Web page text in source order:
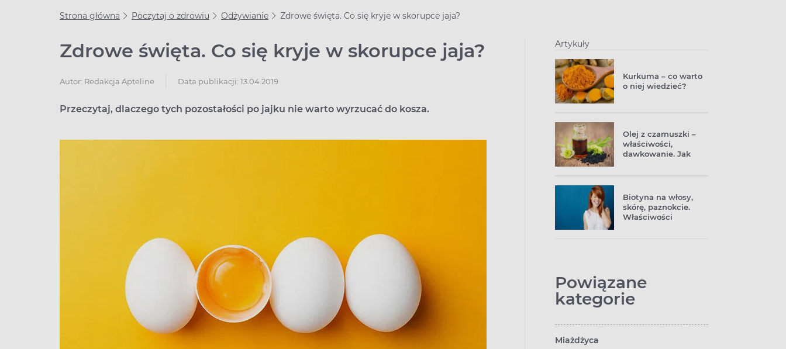
Strona główna Poczytaj o zdrowiu Odżywianie Zdrowe święta. Co się kryje w skorupce jaja?
Zdrowe święta. Co się kryje w skorupce jaja?
Autor: Redakcja Apteline Data publikacji: 13.04.2019
Przeczytaj, dlaczego tych pozostałości po jajku nie warto wyrzucać do kosza.
Artykuły
Kurkuma – co warto
o niej wiedzieć?
Olej z czarnuszki –
właściwości,
dawkowanie. Jak
Biotyna na włosy,
skórę, paznokcie.
Właściwości
Powiązane
kategorie
Miażdżyca